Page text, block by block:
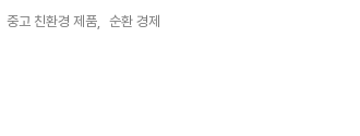
중고 친환경 제품, 순환 경제,